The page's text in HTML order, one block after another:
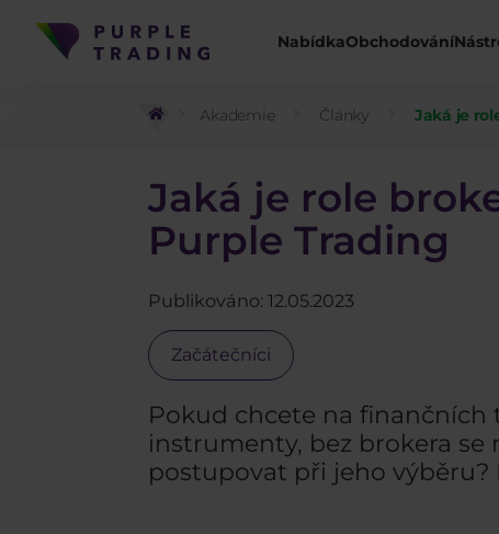
NabídkaObchodování
Akademie Články Jaká je
Jaká je role
Purple Trading
Publikováno: 12.05.2023
Začátečníci
Pokud chcete na finančních
instrumenty, bez brokera se
postupovat při jeho